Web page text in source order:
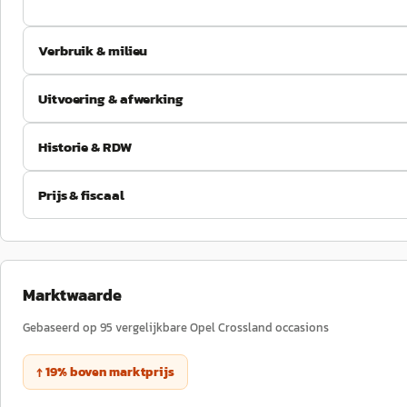
Verbruik & milieu
Uitvoering & afwerking
Historie & RDW
Prijs & fiscaal
Marktwaarde
Gebaseerd op 95 vergelijkbareOpelCrossland occasions
↑19%bovenmarktprijs